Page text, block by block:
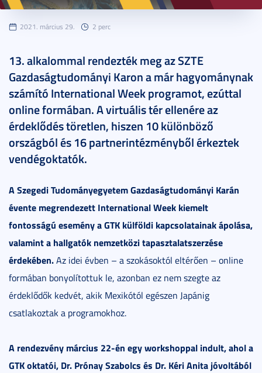
2021. március 29. 2 perc
13. alkalommal rendezték meg az SZTE
Gazdaságtudományi Karon a már hagyománynak
számító International Week programot, ezúttal
online formában. A virtuális tér ellenére az
érdeklődés töretlen, hiszen 10 különböző
országból és 16 partnerintézményből érkeztek
vendégoktatók.
A Szegedi Tudományegyetem Gazdaságtudományi Karán
évente megrendezett International Week kiemelt
fontosságú esemény a GTK külföldi kapcsolatainak ápolása,
valamint a hallgatók nemzetközi tapasztalatszerzése
érdekében.Az idei évben – a szokásoktól eltérően – online
formában bonyolítottuk le, azonban ez nem szegte az
érdeklődők kedvét, akik Mexikótól egészen Japánig
csatlakoztak a programokhoz.
A rendezvény március 22-én egy workshoppal indult, ahol a
GTK oktatói, Dr. Prónay Szabolcs és Dr. Kéri Anita jóvoltából